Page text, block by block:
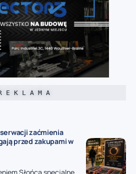
E K L A M A
zaćmienia
przed zakupami w